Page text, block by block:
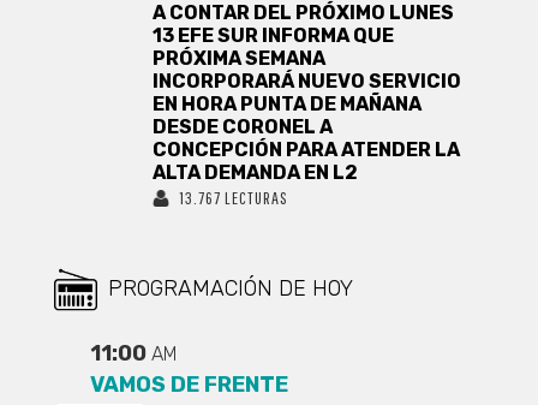
A CONTAR DEL PRÓXIMO LUNES
13 EFE SUR INFORMA QUE
PRÓXIMA SEMANA
INCORPORARÁ NUEVO SERVICIO
EN HORA PUNTA DE MAÑANA
DESDE CORONEL A
CONCEPCIÓN PARA ATENDER LA
ALTA DEMANDA EN L2
13.767 LECTURAS
PROGRAMACIÓN DE HOY
11:00 AM
VAMOS DE FRENTE